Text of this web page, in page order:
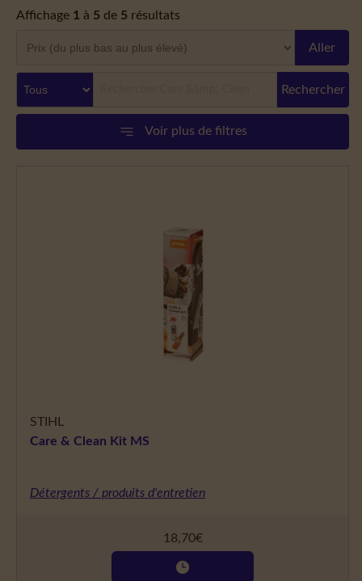
Affichage 1 à 5 de 5 résultats
Aller
Rechercher
Voir plus de filtres
STIHL
Care & Clean Kit MS
Détergents / produits d'entretien
18,70€